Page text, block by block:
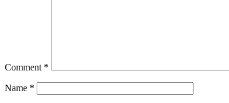
Comment *
Name *